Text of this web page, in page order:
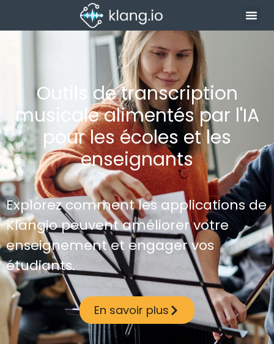
Outils de transcription
musicale alimentés par l'IA
pour les écoles et les
enseignants
Explorez comment les applications de
Klangio peuvent améliorer votre
enseignement et engager vos
étudiants.
En savoir plus